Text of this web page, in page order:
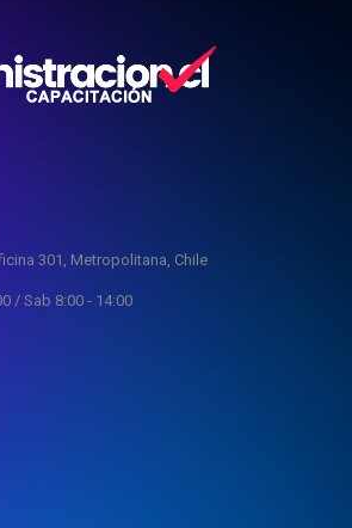
301, Metropolitana, Chile
/ Sab 8:00 - 14:00